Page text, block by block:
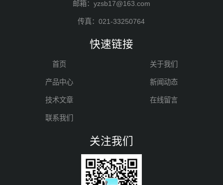
邮箱：yzsb17@163.com
传真：021-33250764
快速链接
首页 关于我们
产品中心 新闻动态
技术文章 在线留言
联系我们
关注我们